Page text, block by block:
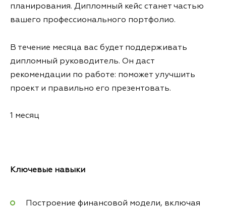
планирования. Дипломный кейс станет частью
вашего профессионального портфолио.
В течение месяца вас будет поддерживать
дипломный руководитель. Он даст
рекомендации по работе: поможет улучшить
проект и правильно его презентовать.
1 месяц
Ключевые навыки
Построение финансовой модели, включая